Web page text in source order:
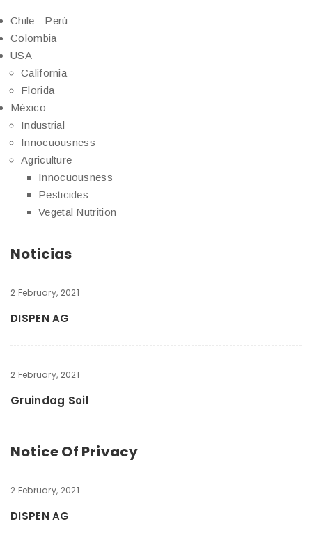
Chile - Perú
Colombia
USA
California
Florida
México
Industrial
Innocuousness
Agriculture
Innocuousness
Pesticides
Vegetal Nutrition
Noticias
2 February, 2021
DISPEN AG
2 February, 2021
Gruindag Soil
Notice Of Privacy
2 February, 2021
DISPEN AG